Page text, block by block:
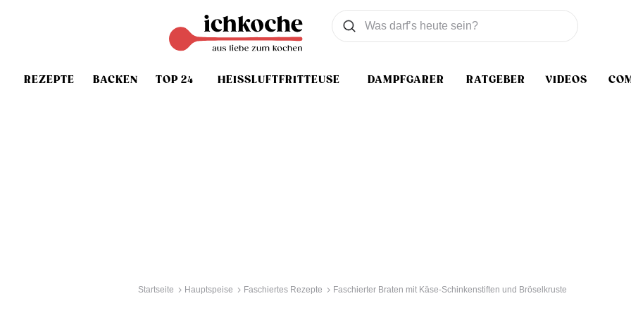
REZEPTE BACKEN TOP 24 HEISSLUFTFRITTEUSE DAMPFGARER RATGEBER VIDEOS
Was wollen Sie suchen
Suchen
Startseite Hauptspeise Faschiertes Rezepte Faschierter Braten mit Käse-Schinkenstiften und Bröselkruste